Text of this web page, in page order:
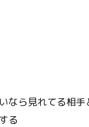
なら見れてる相
る